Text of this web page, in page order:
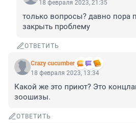
18 февраля 2023, 21:35
только вопросы? давно пора
закрыть проблему
ОТВЕТИТЬ
Crazy cucumber
18 февраля 2023, 13:34
Какой же это приют? Это
зоошизы.
ОТВЕТИТЬ